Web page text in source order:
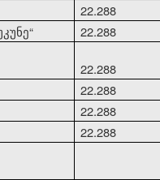
22.288
“ 22.288
22.288
22.288
22.288
22.288